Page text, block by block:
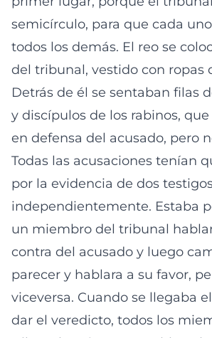
semicírculo, para que cada
todos los demás. El reo se
del tribunal, vestido con ropas
Detrás de él se sentaban filas
y discípulos de los rabinos,
en defensa del acusado, pero
Todas las acusaciones tenían
por la evidencia de dos
independientemente. Estaba
un miembro del tribunal
contra del acusado y luego
parecer y hablara a su favor,
viceversa. Cuando se llegaba
dar el veredicto, todos los